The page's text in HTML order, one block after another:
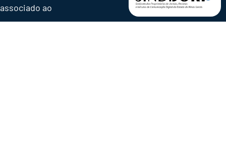
associado ao